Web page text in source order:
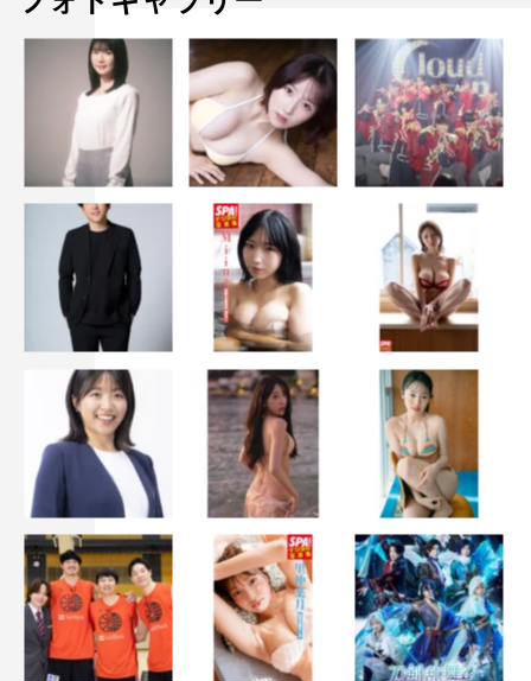
聖貴：5人で撮影している時は、Da-iCEさんのシングル
「FAKE SHOW」の発売時期だったので、振りを教えても
らったりして練習しました。
：3人とも飲み込み早かったです。
◆5人で撮影の後にご飯に行ったことはありますか？
太田将熙
：打ち上げの時に最
後5人だけでご飯食べまし
た。3次会ぐらいで。めち
ゃくちゃ楽しかったです
ね。ちゃんと普通にご飯
とか食べながら話せる機
会がなかったので、すご
く楽しかったです。
◆それぞれの印象的なシ
ーンを教えてください。
和田
：徹くんとのけんか
のシーンです。本当にや